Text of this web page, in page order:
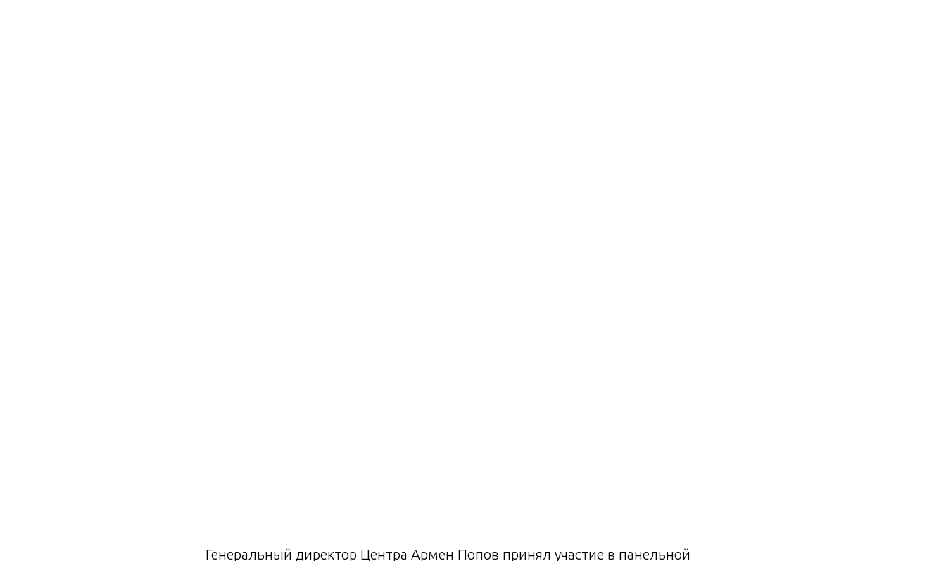
Генеральный директор Центра Армен Попов принял участие в панельной